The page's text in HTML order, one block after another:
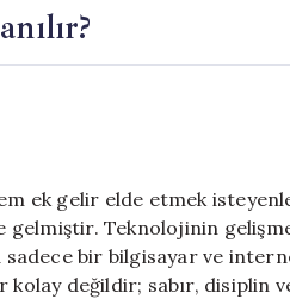
ek gelir elde etmek
gelmiştir. Teknolojinin
sadece bir bilgisayar ve
kolay değildir; sabır,